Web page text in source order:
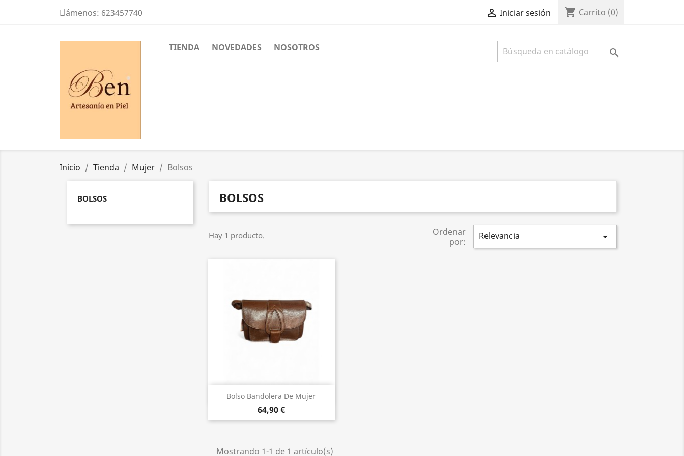
Llámenos: 623457740  Iniciar sesión shopping_cart Carrito (0)
TIENDA NOVEDADES NOSOTROS 
Inicio Tienda Mujer Bolsos
BOLSOS BOLSOS
Hay 1 producto.
Ordenar
por:
Relevancia 
Bolso Bandolera De Mujer
64,90 €
Vista rápida
Mostrando 1-1 de 1 artículo(s)